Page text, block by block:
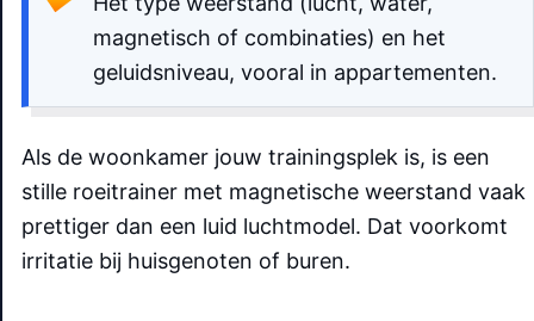
magnetisch of combinaties) en het
geluidsniveau, vooral in appartementen.
Als de woonkamer jouw trainingsplek is, is een
stille roeitrainer met magnetische weerstand vaak
prettiger dan een luid luchtmodel. Dat voorkomt
irritatie bij huisgenoten of buren.